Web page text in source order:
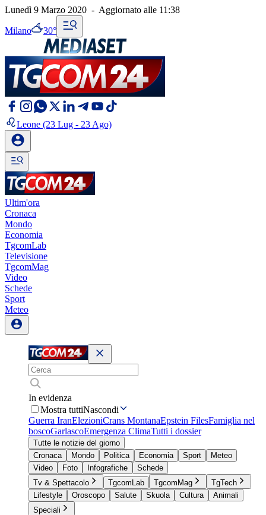
Lunedì 9 Marzo 2020 - Aggiornato alle 11:38
Milano 30°
Leone (23 Lug - 23 Ago)
Ultim'ora
Cronaca
Mondo
Economia
TgcomLab
Televisione
TgcomMag
Video
Schede
Sport
Meteo
In evidenza
Mostra tuttiNascondi
Guerra IranElezioniCrans MontanaEpstein FilesFamiglia nel
boscoGarlascoEmergenza ClimaTutti i dossier
Tutte le notizie del giorno
Cronaca
Mondo Politica Economia Sport
Meteo
Video
Foto Infografiche
Schede
Tv & Spettacolo
TgcomLab TgcomMag
TgTech
Lifestyle
Oroscopo Salute Skuola Cultura
Animali
Speciali